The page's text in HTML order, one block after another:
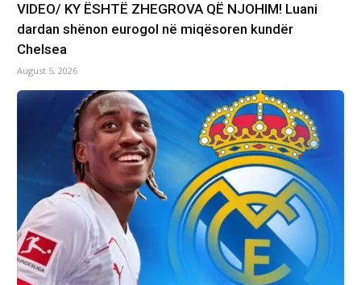
VIDEO/ KY ËSHTË ZHEGROVA QË NJOHIM! Luani
dardan shënon eurogol në miqësoren kundër
Chelsea
August 5, 2026